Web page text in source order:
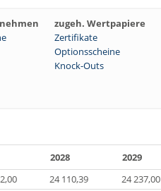
zugeh. Wertpapiere
Zertifikate
Optionsscheine
Knock-Outs
2028 2029
24 110,39 24 237,00